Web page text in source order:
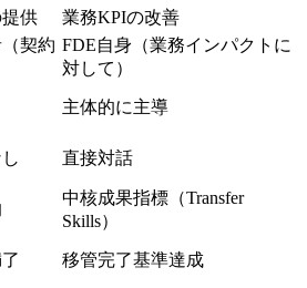
供 業務KPIの​改善
契約 FDE自身​（業務インパクトに​
対して）
主体的に主導
直接対話
中核成果指標​（Transfer
Skills）
移管完了基準達成